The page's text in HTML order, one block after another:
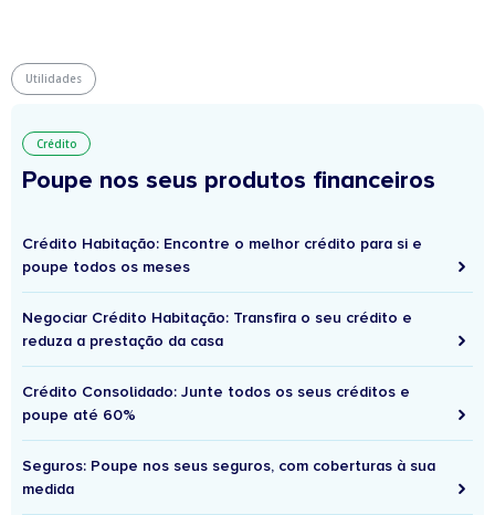
Utilidades
Crédito
Poupe nos seus produtos financeiros
Crédito Habitação: Encontre o melhor crédito para si e
poupe todos os meses
Negociar Crédito Habitação: Transfira o seu crédito e
reduza a prestação da casa
Crédito Consolidado: Junte todos os seus créditos e
poupe até 60%
Seguros: Poupe nos seus seguros, com coberturas à sua
medida